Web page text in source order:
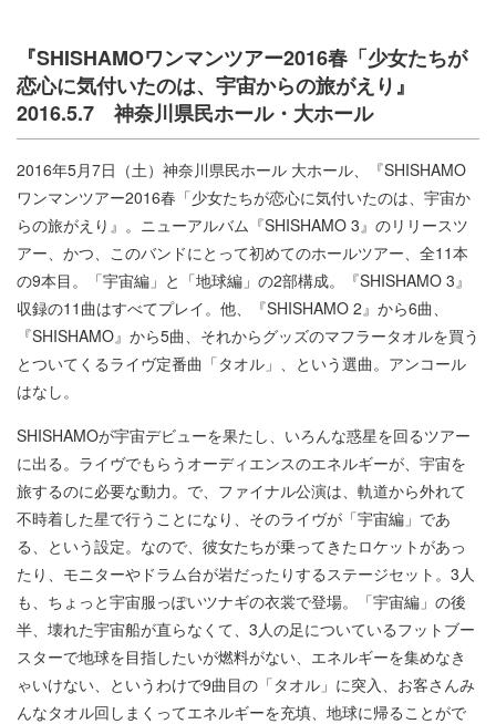
『SHISHAMOワンマンツアー2016春「少女たちが
恋心に気付いたのは、宇宙からの旅がえり』
2016.5.7 神奈川県民ホール・大ホール
2016年5月7日（土）神奈川県民ホール 大ホール、『SHISHAMO
ワンマンツアー2016春「少女たちが恋心に気付いたのは、宇宙か
らの旅がえり』。ニューアルバム『SHISHAMO 3』のリリースツ
アー、かつ、このバンドにとって初めてのホールツアー、全11本
の9本目。「宇宙編」と「地球編」の2部構成。『SHISHAMO 3』
収録の11曲はすべてプレイ。他、『SHISHAMO 2』から6曲、
『SHISHAMO』から5曲、それからグッズのマフラータオルを買う
とついてくるライヴ定番曲「タオル」、という選曲。アンコール
はなし。
SHISHAMOが宇宙デビューを果たし、いろんな惑星を回るツアー
に出る。ライヴでもらうオーディエンスのエネルギーが、宇宙を
旅するのに必要な動力。で、ファイナル公演は、軌道から外れて
不時着した星で行うことになり、そのライヴが「宇宙編」であ
る、という設定。なので、彼女たちが乗ってきたロケットがあっ
たり、モニターやドラム台が岩だったりするステージセット。3人
も、ちょっと宇宙服っぽいツナギの衣裳で登場。「宇宙編」の後
半、壊れた宇宙船が直らなくて、3人の足についているフットブー
スターで地球を目指したいが燃料がない、エネルギーを集めなき
ゃいけない、というわけで9曲目の「タオル」に突入、お客さんみ
んなタオル回しまくってエネルギーを充填、地球に帰ることがで